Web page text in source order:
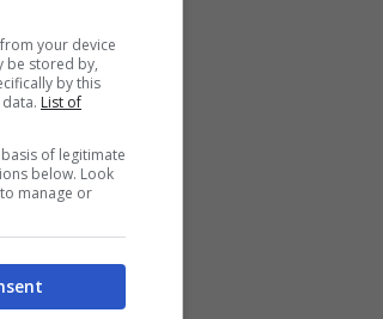
i
viene
c’è.
rischi di
nella
your device
be stored by,
by this
List of
of legitimate
below. Look
manage or